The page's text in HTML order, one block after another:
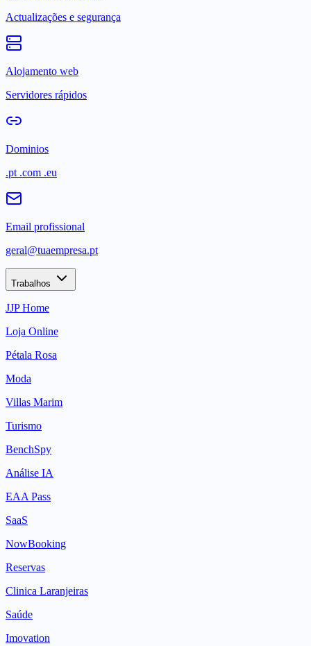
Actualizações e segurança
Alojamento web
Servidores rápidos
Dominios
.pt .com .eu
Email profissional
geral@tuaempresa.pt
Trabalhos
JJP Home
Loja Online
Pétala Rosa
Moda
Villas Marim
Turismo
BenchSpy
Análise IA
EAA Pass
SaaS
NowBooking
Reservas
Clinica Laranjeiras
Saúde
Imovation